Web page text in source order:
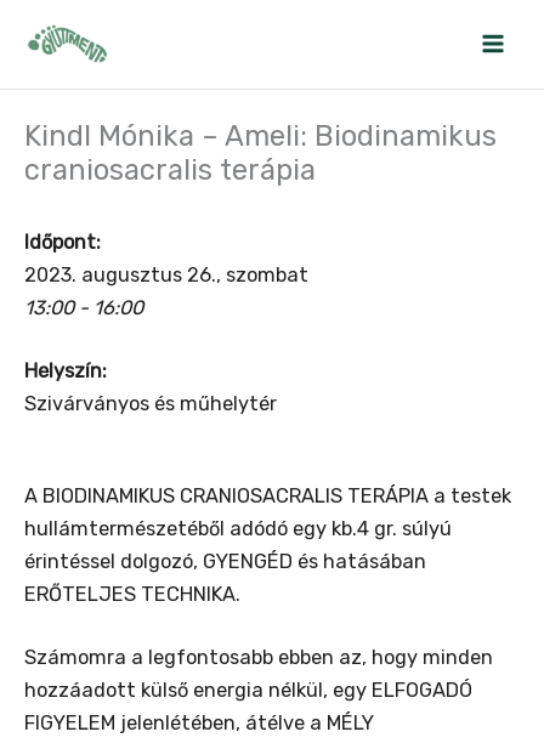
Kindl Mónika – Ameli: Biodinamikus
craniosacralis terápia
Időpont:
2023. augusztus 26., szombat
13:00 - 16:00
Helyszín:
Szivárványos és műhelytér
A BIODINAMIKUS CRANIOSACRALIS TERÁPIA a testek
hullámtermészetéből adódó egy kb.4 gr. súlyú
érintéssel dolgozó, GYENGÉD és hatásában
ERŐTELJES TECHNIKA.
Számomra a legfontosabb ebben az, hogy minden
hozzáadott külső energia nélkül, egy ELFOGADÓ
FIGYELEM jelenlétében, átélve a MÉLY